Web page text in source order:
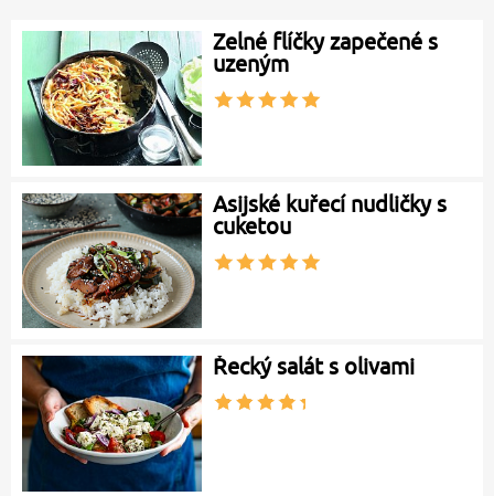
Zelné flíčky zapečené s
uzeným
Asijské kuřecí nudličky s
cuketou
Řecký salát s olivami